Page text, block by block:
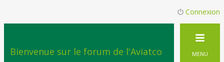
Connexion
Bienvenue sur le forum de l'Aviatco MENU